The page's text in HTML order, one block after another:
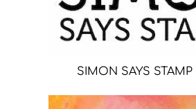
SIMON SAYS STAMP